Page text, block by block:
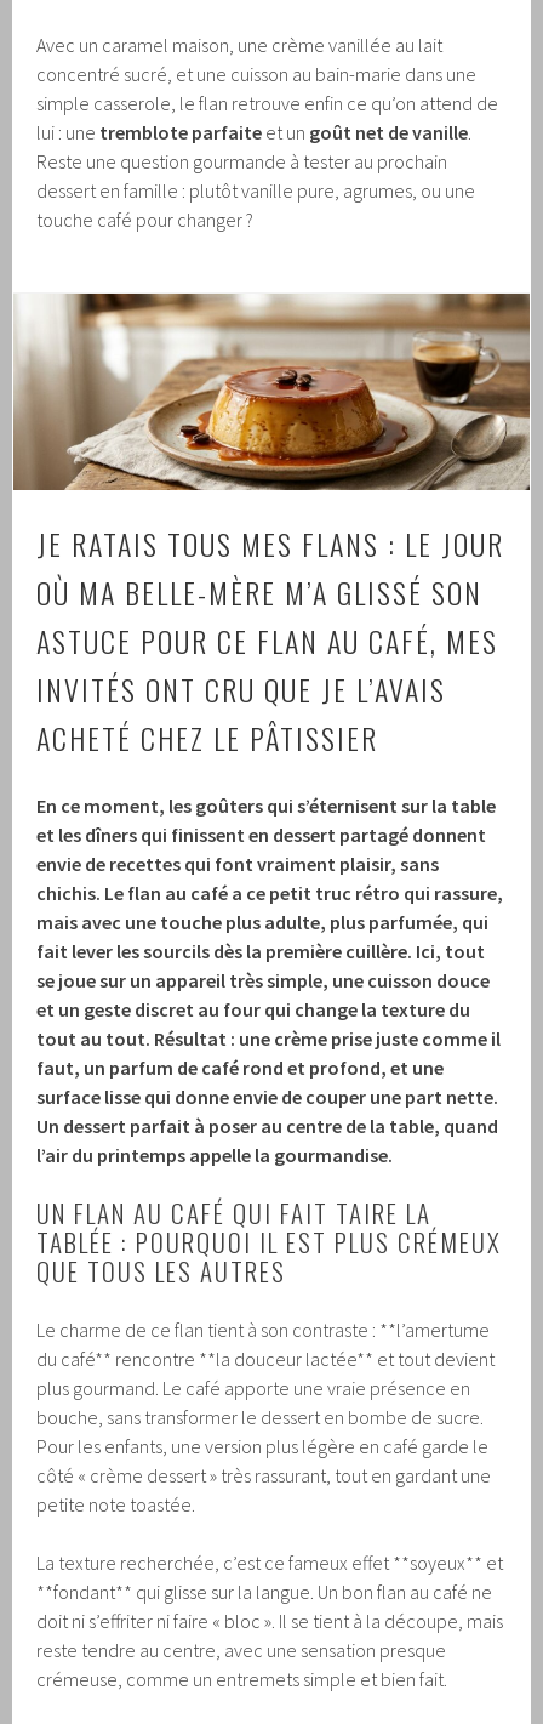
Avec un caramel maison, une crème vanillée au lait
concentré sucré, et une cuisson au bain-marie dans une
simple casserole, le flan retrouve enfin ce qu’on attend de
lui : une tremblote parfaite et un goût net de vanille
Reste une question gourmande à tester au prochain
dessert en famille : plutôt vanille pure, agrumes, ou une
touche café pour changer ?
JE RATAIS TOUS MES FLANS : LE JOUR
OÙ MA BELLE-MÈRE M’A GLISSÉ SON
ASTUCE POUR CE FLAN AU CAFÉ, MES
INVITÉS ONT CRU QUE JE L’AVAIS
ACHETÉ CHEZ LE PÂTISSIER
En ce moment, les goûters qui s’éternisent sur la table
et les dîners qui finissent en dessert partagé donnent
envie de recettes qui font vraiment plaisir, sans
chichis. Le flan au café a ce petit truc rétro qui rassure,
mais avec une touche plus adulte, plus parfumée, qui
fait lever les sourcils dès la première cuillère. Ici, tout
se joue sur un appareil très simple, une cuisson douce
et un geste discret au four qui change la texture du
tout au tout. Résultat : une crème prise juste comme il
faut, un parfum de café rond et profond, et une
surface lisse qui donne envie de couper une part nette.
Un dessert parfait à poser au centre de la table, quand
l’air du printemps appelle la gourmandise.
UN FLAN AU CAFÉ QUI FAIT TAIRE LA
TABLÉE : POURQUOI IL EST PLUS CRÉMEUX
QUE TOUS LES AUTRES
Le charme de ce flan tient à son contraste : **l’amertume
du café** rencontre **la douceur lactée** et tout devient
plus gourmand. Le café apporte une vraie présence en
bouche, sans transformer le dessert en bombe de sucre.
Pour les enfants, une version plus légère en café garde le
côté « crème dessert » très rassurant, tout en gardant une
petite note toastée.
La texture recherchée, c’est ce fameux effet **soyeux** et
**fondant** qui glisse sur la langue. Un bon flan au café ne
doit ni s’effriter ni faire « bloc ». Il se tient à la découpe, mais
reste tendre au centre, avec une sensation presque
crémeuse, comme un entremets simple et bien fait.